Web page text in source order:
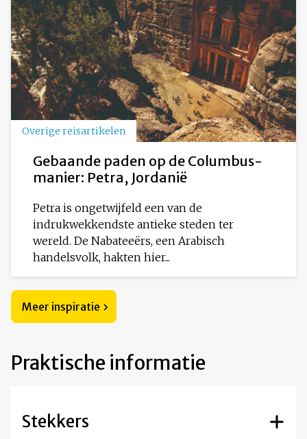
Overige reisartikelen
Gebaande paden op de Columbus-
manier: Petra, Jordanië
Petra is ongetwijfeld een van de
indrukwekkendste antieke steden ter
wereld. De Nabateeërs, een Arabisch
handelsvolk, hakten hier...
Meer inspiratie
Praktische informatie
Stekkers